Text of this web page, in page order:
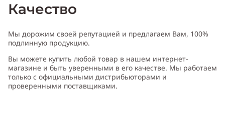
Качество
Мы дорожим своей репутацией и предлагаем Вам, 100%
подлинную продукцию.
Вы можете купить любой товар в нашем интернет-
магазине и быть уверенными в его качестве. Мы работаем
только с официальными дистрибьюторами и
проверенными поставщиками.